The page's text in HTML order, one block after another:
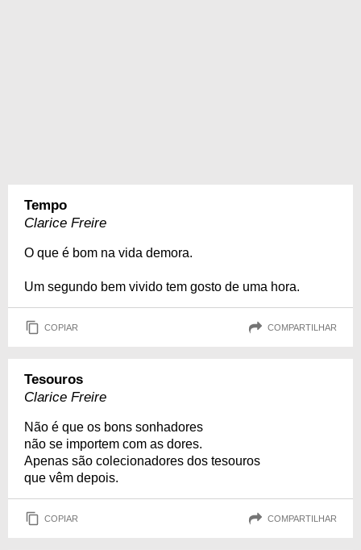
Tempo
Clarice Freire
O que é bom na vida demora.
Um segundo bem vivido tem gosto de uma hora.
COPIAR COMPARTILHAR
Tesouros
Clarice Freire
Não é que os bons sonhadores
não se importem com as dores.
Apenas são colecionadores dos tesouros
que vêm depois.
COPIAR COMPARTILHAR